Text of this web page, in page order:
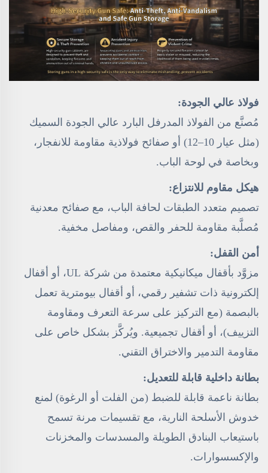
فولاذ عالي الجودة:
مُصنَّع من الفولاذ المدرفل البارد عالي الجودة السميك
(مثل عيار 10–12) أو صفائح فولاذية مقاومة للانفجار،
وبخاصة في لوحة الباب.
هيكل مقاوم للانتزاع:
تصميم متعدد الطبقات لحافة الباب، مع صفائح معدنية
مُصلَّبة مقاومة للحفر والقص، ومفاصل مخفية.
أمن القفل:
مزوَّد بأقفال ميكانيكية معتمدة من شركة UL، أو أقفال
إلكترونية ذات تشفير رقمي، أو أقفال بيومترية تعمل
بالبصمة (مع التركيز على سرعة التعرف ومقاومة
التزييف)، أو أقفال تجميعية. ويُركَّز بشكل خاص على
مقاومة التدمير والاختراق التقني.
بطانة داخلية قابلة للتعديل:
بطانة ناعمة قابلة للضبط (من الفلت أو الرغوة) لمنع
خدوش الأسلحة النارية، مع تقسيمات مرنة تسمح
باستيعاب البنادق الطويلة والمسدسات والمخزنات
والإكسسوارات.